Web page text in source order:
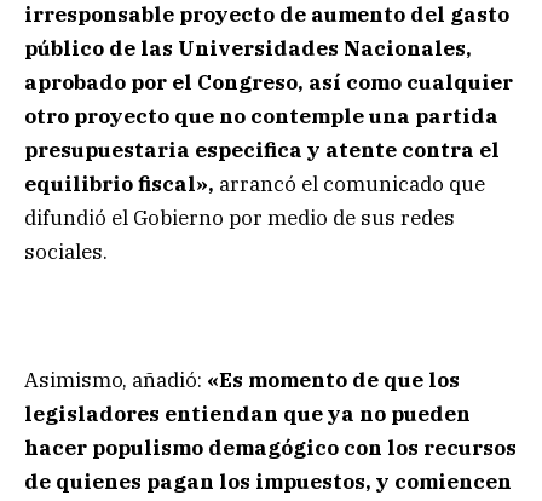
irresponsable proyecto de aumento del gasto
público de las Universidades Nacionales,
aprobado por el Congreso, así como cualquier
otro proyecto que no contemple una partida
presupuestaria especifica y atente contra el
equilibrio fiscal», arrancó el comunicado que
difundió el Gobierno por medio de sus redes
sociales.
Asimismo, añadió: «Es momento de que los
legisladores entiendan que ya no pueden
hacer populismo demagógico con los recursos
de quienes pagan los impuestos, y comiencen